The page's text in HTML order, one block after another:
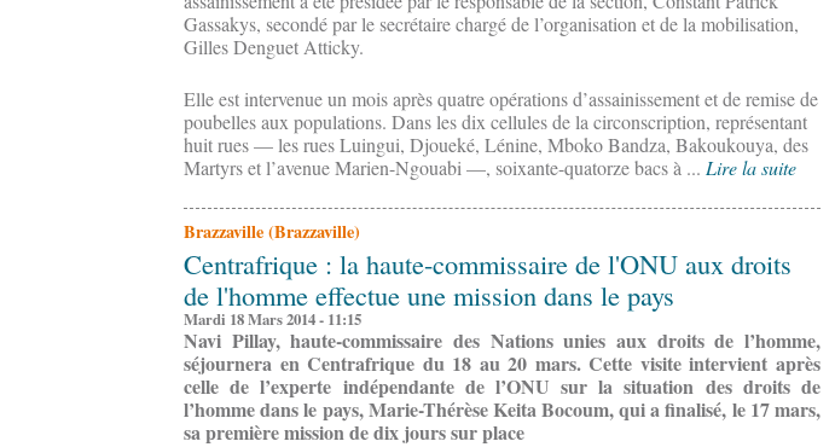
Gassakys, secondé par le secrétaire chargé de l’organisation et de la mobilisation,
Gilles Denguet Atticky.
Elle est intervenue un mois après quatre opérations d’assainissement et de remise de
poubelles aux populations. Dans les dix cellules de la circonscription, représentant
huit rues — les rues Luingui, Djoueké, Lénine, Mboko Bandza, Bakoukouya, des
Martyrs et l’avenue Marien-Ngouabi —, soixante-quatorze bacs à ... Lire la suite
Brazzaville (Brazzaville)
Centrafrique : la haute-commissaire de l'ONU aux droits
de l'homme effectue une mission dans le pays
Mardi 18 Mars 2014 - 11:15
Navi Pillay, haute-commissaire des Nations unies aux droits de l’homme,
séjournera en Centrafrique du 18 au 20 mars. Cette visite intervient après
celle de l’experte indépendante de l’ONU sur la situation des droits de
l’homme dans le pays, Marie-Thérèse Keita Bocoum, qui a finalisé, le 17 mars,
sa première mission de dix jours sur place